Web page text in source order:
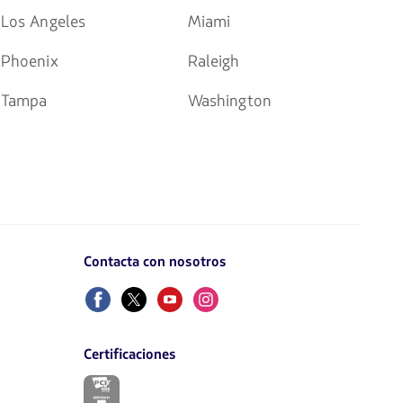
Los Angeles
Miami
Phoenix
Raleigh
Tampa Washington
Contacta con nosotros
FacebookTwitterYoutubeInstagram
Certificaciones
El